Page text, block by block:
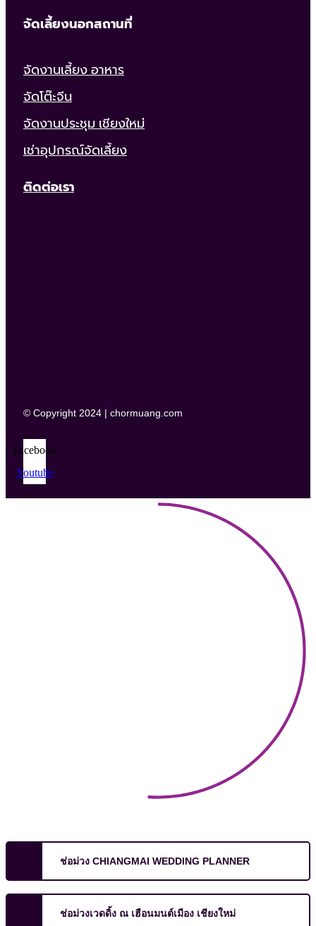
จัดเลี้ยงนอกสถานที่
จัดงานเลี้ยง อาหาร
จัดโต๊ะจีน
จัดงานประชุม เชียงใหม่
เช่าอุปกรณ์จัดเลี้ยง
ติดต่อเรา
© Copyright 2024 | chormuang.com
Facebook
Youtube
ช่อม่วง CHIANGMAI WEDDING PLANNER
ช่อม่วงเวดดิ้ง ณ เฮือนมนต์เมือง เชียงใหม่